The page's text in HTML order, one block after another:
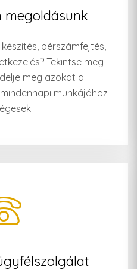
megoldásunk
bérszámfejtés,
Tekintse meg
meg azokat a
munkájához